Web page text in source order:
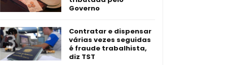
Governo
Contratar e dispensar
várias vezes seguidas
é fraude trabalhista,
diz TST